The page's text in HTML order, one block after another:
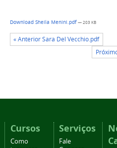
Download Sheila Menini.pdf— 203 KB
« Anterior Sara Del Vecchio.pdf
Cursos
Como
Serviços
Fale